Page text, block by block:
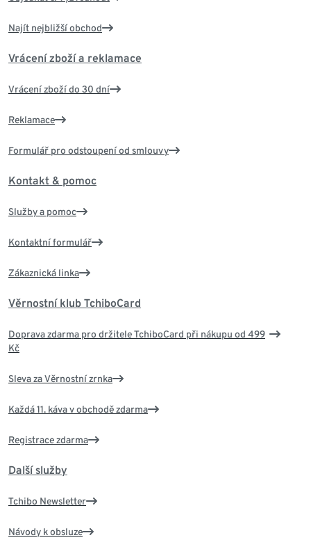
Najít nejbližší obchod
Vrácení zboží a reklamace
Vrácení zboží do 30 dní
Reklamace
Formulář pro odstoupení od smlouvy
Kontakt & pomoc
Služby a pomoc
Kontaktní formulář
Zákaznická linka
Věrnostní klub TchiboCard
Doprava zdarma pro držitele TchiboCard při nákupu od 499
Kč
Sleva za Věrnostní zrnka
Každá 11. káva v obchodě zdarma
Registrace zdarma
Další služby
Tchibo Newsletter
Návody k obsluze